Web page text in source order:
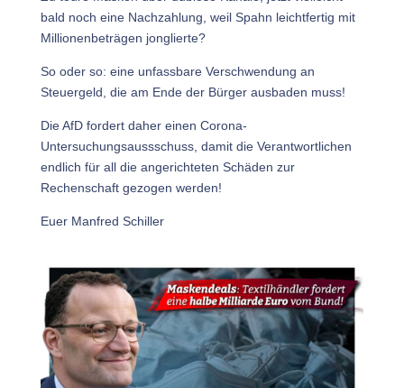
bald noch eine Nachzahlung, weil Spahn leichtfertig mit
Millionenbeträgen jonglierte?
So oder so: eine unfassbare Verschwendung an
Steuergeld, die am Ende der Bürger ausbaden muss!
Die AfD fordert daher einen Corona-
Untersuchungsaussschuss, damit die Verantwortlichen
endlich für all die angerichteten Schäden zur
Rechenschaft gezogen werden!
Euer Manfred Schiller